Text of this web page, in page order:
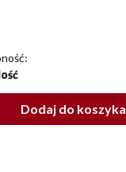
Dodaj do koszyka